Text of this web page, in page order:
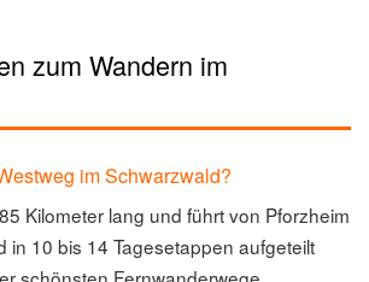
zum Wandern im
im Schwarzwald?
Kilometer lang und führt von Pforzheim
in 10 bis 14 Tagesetappen aufgeteilt